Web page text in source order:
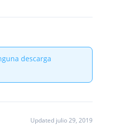
descarga
Updated julio 29, 2019